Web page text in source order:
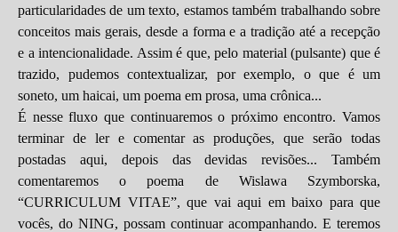
particularidades de um texto, estamos também trabalhando sobre
conceitos mais gerais, desde a forma e a tradição até a recepção
e a intencionalidade. Assim é que, pelo material (pulsante) que é
trazido, pudemos contextualizar, por exemplo, o que é um
soneto, um haicai, um poema em prosa, uma crônica...
É nesse fluxo que continuaremos o próximo encontro. Vamos
terminar de ler e comentar as produções, que serão todas
postadas aqui, depois das devidas revisões... Também
comentaremos o poema de Wislawa Szymborska,
“CURRICULUM VITAE”, que vai aqui em baixo para que
vocês, do NING, possam continuar acompanhando. E teremos